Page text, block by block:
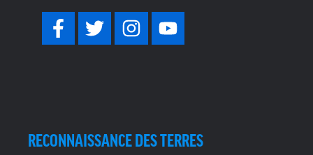
RECONNAISSANCE DES TERRES